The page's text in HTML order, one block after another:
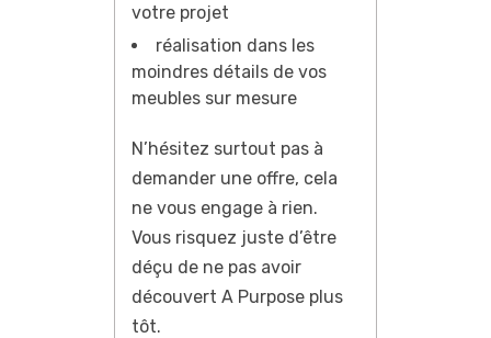
votre projet
réalisation dans les
moindres détails de vos
meubles sur mesure
N’hésitez surtout pas à
demander une offre, cela
ne vous engage à rien.
Vous risquez juste d’être
déçu de ne pas avoir
découvert A Purpose plus
tôt.